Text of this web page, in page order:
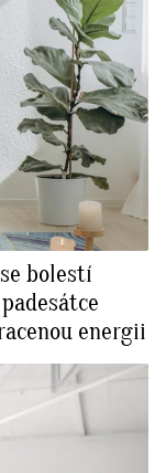
bolestí
energii